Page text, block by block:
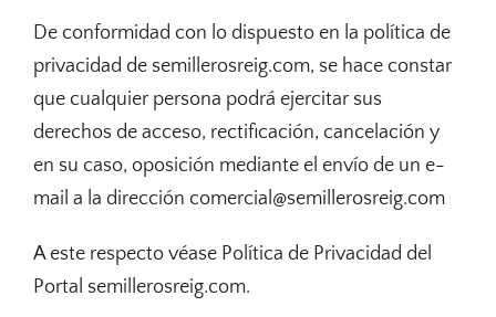
De conformidad con lo dispuesto en la política de
privacidad de semillerosreig.com, se hace constar
que cualquier persona podrá ejercitar sus
derechos de acceso, rectificación, cancelación y
en su caso, oposición mediante el envío de un e-
mail a la dirección comercial@semillerosreig.com
A este respecto véase Política de Privacidad del
Portal semillerosreig.com.